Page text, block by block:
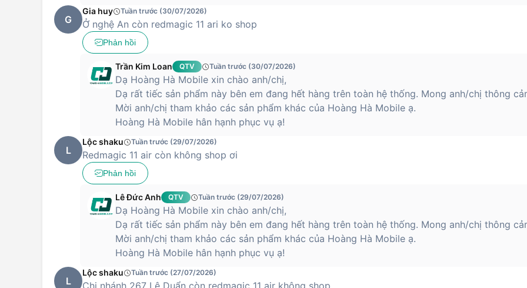
G
Gia huy Tuần trước (30/07/2026)
Ở nghệ An còn redmagic 11 ari ko shop
Phản hồi
Trần Kim Loan QTV Tuần trước (30/07/2026)
Dạ Hoàng Hà Mobile xin chào anh/chị,
Dạ rất tiếc sản phẩm này bên em đang hết hàng trên toàn hệ thống. Mong anh/chị thông
Mời anh/chị tham khảo các sản phẩm khác của Hoàng Hà Mobile ạ.
Hoàng Hà Mobile hân hạnh phục vụ ạ!
L
Lộc shaku Tuần trước (29/07/2026)
Redmagic 11 air còn không shop ơi
Phản hồi
Lê Đức Anh QTV Tuần trước (29/07/2026)
Dạ Hoàng Hà Mobile xin chào anh/chị,
Dạ rất tiếc sản phẩm này bên em đang hết hàng trên toàn hệ thống. Mong anh/chị thông
Mời anh/chị tham khảo các sản phẩm khác của Hoàng Hà Mobile ạ.
Hoàng Hà Mobile hân hạnh phục vụ ạ!
L
Lộc shaku Tuần trước (27/07/2026)